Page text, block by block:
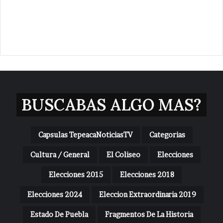
BUSCABAS ALGO MAS?
Capsulas TepeacaNoticiasTV Categorias
Cultura / General El Coliseo Elecciones
Elecciones 2015 Elecciones 2018
Elecciones 2024 Eleccion Extraordinaria 2019
Estado De Puebla Fragmentos De La Historia